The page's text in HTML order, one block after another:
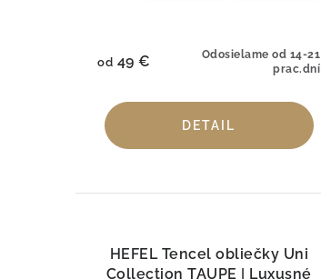
Odosielame od 14-21
prac.dní
od 49 €
DETAIL
HEFEL Tencel obliečky Uni
Collection TAUPE | Luxusné